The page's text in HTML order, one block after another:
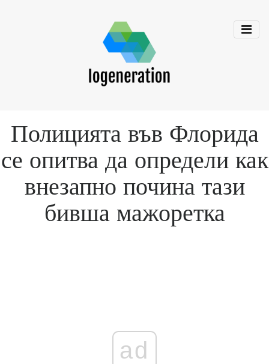
Полицията във Флорида
се опитва да определи как
внезапно почина тази
бивша мажоретка
ad